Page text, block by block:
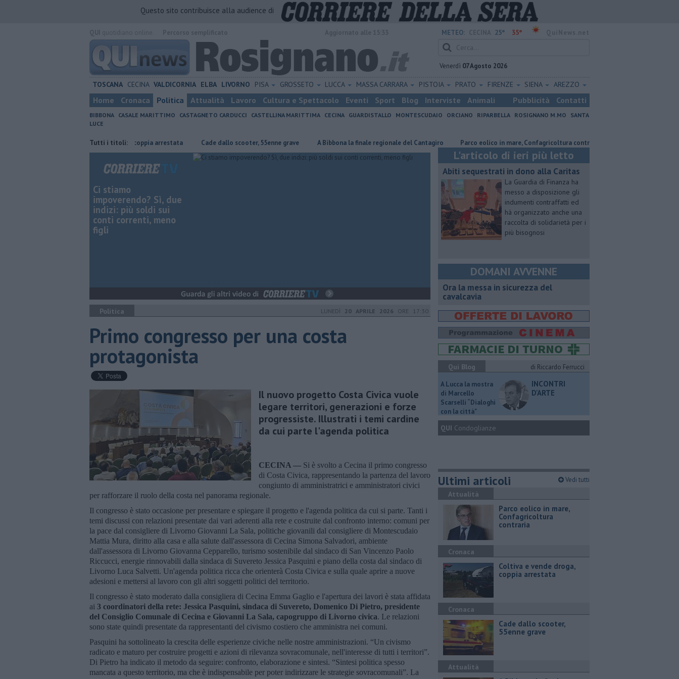
Questo sito contribuisce alla audience di
METEO: 25° 35°
Venerdì 07 Agosto 2026
TOSCANA CECINA VALDICORNIA ELBA LIVORNO PISA GROSSETO LUCCA MASSA CARRARA PISTOIA PRATO FIRENZE SIENA AREZZO
Home Cronaca Politica Attualità Lavoro Cultura e Spettacolo Eventi Sport Blog Interviste Animali Pubblicità Contatti
BIBBONA CASALE MARITTIMO CASTAGNETO CARDUCCI CASTELLINA MARITTIMA CECINA GUARDISTALLO MONTESCUDAIO ORCIANO RIPARBELLA ROSIGNANO M.MO
SANTA
LUCE
Tutti i titoli:
Coltiva e vende droga, coppia arrestata Cade dallo scooter, 55enne grave A Bibbona la finale regionale del Cantagiro Parco eolico in mare, Confagricoltura contraria
Ci stiamo
impoverendo? Sì, due
indizi: più soldi sui
conti correnti, meno
figli
Politica LUNEDÌ 20 APRILE 2026 ORE 17:30
Primo congresso per una costa
protagonista
Il nuovo progetto Costa Civica vuole
legare territori, generazioni e forze
progressiste. Illustrati i temi cardine
da cui parte l'agenda politica
CECINA — Si è svolto a Cecina il primo congresso
di Costa Civica, rappresentando la partenza del lavoro
congiunto di amministratrici e amministratori civici
per rafforzare il ruolo della costa nel panorama regionale.
Il congresso è stato occasione per presentare e spiegare il progetto e l'agenda politica da cui si parte. Tanti i
temi discussi con relazioni presentate dai vari aderenti alla rete e costruite dal confronto interno: comuni per
la pace dal consigliere di Livorno Giovanni La Sala, politiche giovanili dal consigliere di Montescudaio
Mattia Mura, diritto alla casa e alla salute dall'assessora di Cecina Simona Salvadori, ambiente
dall'assessora di Livorno Giovanna Cepparello, turismo sostenibile dal sindaco di San Vincenzo Paolo
Riccucci, energie rinnovabili dalla sindaca di Suvereto Jessica Pasquini e piano della costa dal sindaco di
Livorno Luca Salvetti. Un'agenda politica ricca che orienterà Costa Civica e sulla quale aprire a nuove
adesioni e mettersi al lavoro con gli altri soggetti politici del territorio.
Il congresso è stato moderato dalla consigliera di Cecina Emma Gaglio e l'apertura dei lavori è stata affidata
ai 3 coordinatori della rete: Jessica Pasquini, sindaca di Suvereto, Domenico Di Pietro, presidente
del Consiglio Comunale di Cecina e Giovanni La Sala, capogruppo di Livorno civica. Le relazioni
sono state quindi presentate da rappresentanti del civismo costiero che amministra nei comuni.
Pasquini ha sottolineato la crescita delle esperienze civiche nelle nostre amministrazioni. “Un civismo
radicato e maturo per costruire progetti e azioni di rilevanza sovracomunale, nell'interesse di tutti i territori”.
Di Pietro ha indicato il metodo da seguire: confronto, elaborazione e sintesi. “Sintesi politica spesso
mancata a questo territorio, ma che è indispensabile per poter indirizzare le strategie sovracomunali”. La
L'articolo di ieri più letto
Abiti sequestrati in dono alla Caritas
La Guardia di Finanza ha
messo a disposizione gli
indumenti contraffatti ed
hà organizzato anche una
raccolta di solidarietà per i
più bisognosi
DOMANI AVVENNE
Ora la messa in sicurezza del
cavalcavia
Qui Blog
di Riccardo Ferrucci
A Lucca la mostra
di Marcello
Scarselli “Dialoghi
con la città"
INCONTRI
D'ARTE
QUI Condoglianze
Ultimi articoli Vedi tutti
Attualità
Parco eolico in mare,
Confagricoltura
contraria
Cronaca
Coltiva e vende droga,
coppia arrestata
Cronaca
Cade dallo scooter,
55enne grave
Attualità